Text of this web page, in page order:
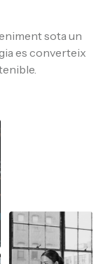
sota un
es converteix